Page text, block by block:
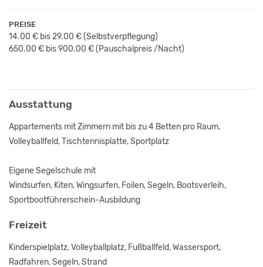
PREISE
14.00 € bis 29.00 €(Selbstverpflegung)
650.00 € bis 900.00 € (Pauschalpreis /Nacht)
Ausstattung
Appartements mit Zimmern mit bis zu 4 Betten pro Raum.
Volleyballfeld, Tischtennisplatte, Sportplatz
Eigene Segelschule mit
Windsurfen, Kiten, Wingsurfen, Foilen, Segeln, Bootsverleih,
Sportbootführerschein-Ausbildung
Freizeit
Kinderspielplatz, Volleyballplatz, Fußballfeld, Wassersport,
Radfahren, Segeln, Strand